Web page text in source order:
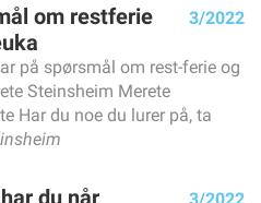
blir en del av gjengen
for veiledere
fra Byremo vgs i Agder
vanskelig
brukt godt nok
om rest­ferie
3/2022
på spørsmål om rest-ferie og
Steinsheim Merete
Har du noe du lurer på, ta
du når